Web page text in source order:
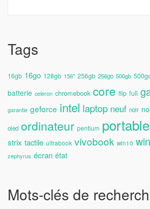
Tags
16gb 16go 128gb 156'' 256gb 256go 500gb
batterie celeron chromebook core flip full
garantie geforce intel laptop neuf noir
oled ordinateur pentium portable
strix tactile ultrabook vivobook win10
zephyrus écran état
Mots-clés de